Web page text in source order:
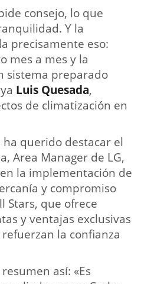
consejo, lo que
Y la
precisamente eso:
mes a mes y la
sistema preparado
Luis Quesada,
de climatización en
querido destacar el
Area Manager de LG,
la implementación de
y compromiso
Stars, que ofrece
y ventajas exclusivas
la confianza
así: «Es